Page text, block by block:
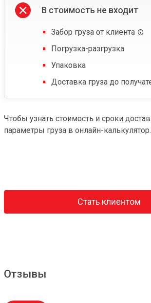
В стоимость не входит
Забор груза от клиента
Погрузка-разгрузка
Упаковка
Доставка груза до
Чтобы узнать стоимость и сроки
параметры груза в онлайн-калькулятор.
Стать клиентом
Отзывы